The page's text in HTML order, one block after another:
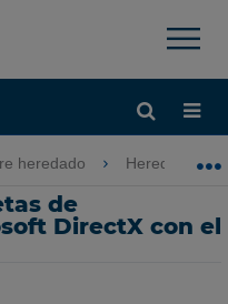
×
global
heredado Heredado-
de
DirectX con el